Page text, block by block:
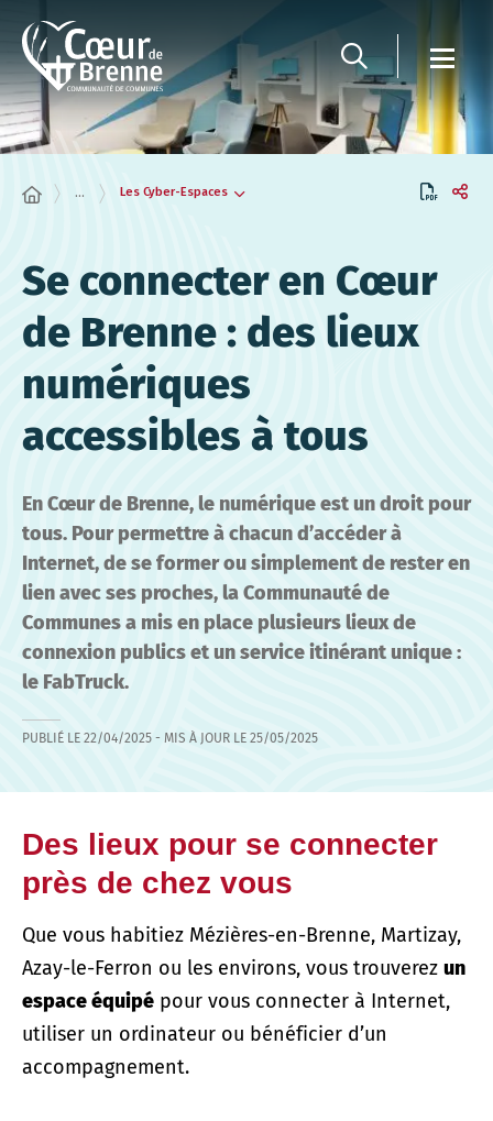
... Les Cyber-Espaces
Se connecter en Cœur
de Brenne : des lieux
numériques
accessibles à tous
En Cœur de Brenne, le numérique est un droit pour
tous. Pour permettre à chacun d’accéder à
Internet, de se former ou simplement de rester en
lien avec ses proches, la Communauté de
Communes a mis en place plusieurs lieux de
connexion publics et un service itinérant unique :
le FabTruck.
PUBLIÉ LE 22/04/2025 - MIS À JOUR LE 25/05/2025
Des lieux pour se connecter
près de chez vous
Que vous habitiez Mézières-en-Brenne, Martizay,
Azay-le-Ferron ou les environs, vous trouverez un
espace équipé pour vous connecter à Internet,
utiliser un ordinateur ou bénéficier d’un
accompagnement.